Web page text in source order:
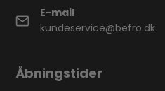
E-mail
kundeservice@befro.dk
Åbningstider